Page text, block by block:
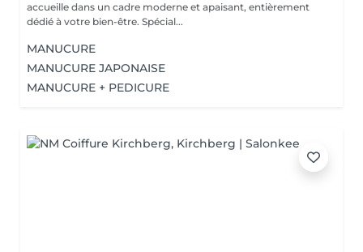
accueille dans un cadre moderne et apaisant, entièrement
dédié à votre bien-être. Spécial...
MANUCURE
MANUCURE JAPONAISE
MANUCURE + PEDICURE